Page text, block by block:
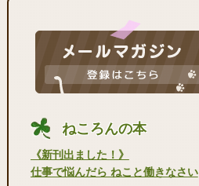
ねころんの本
《新刊出ました！》
仕事で悩んだら ねこと働きなさい